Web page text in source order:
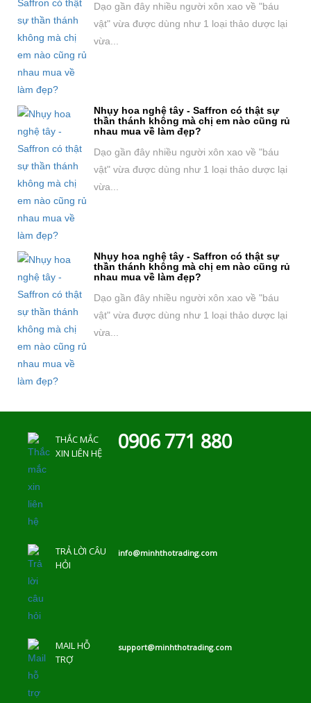
Dạo gần đây nhiều người xôn xao về "báu
vật" vừa được dùng như 1 loại thảo dược lại
vừa...
Nhụy hoa nghệ tây - Saffron có thật sự
thần thánh không mà chị em nào cũng rủ
nhau mua về làm đẹp?
Dạo gần đây nhiều người xôn xao về "báu
vật" vừa được dùng như 1 loại thảo dược lại
vừa...
Nhụy hoa nghệ tây - Saffron có thật sự
thần thánh không mà chị em nào cũng rủ
nhau mua về làm đẹp?
Dạo gần đây nhiều người xôn xao về "báu
vật" vừa được dùng như 1 loại thảo dược lại
vừa...
THẮC MẮC
XIN LIÊN HỆ
0906 771 880
TRẢ LỜI CÂU
HỎI
info@minhthotrading.com
MAIL HỖ
TRỢ
support@minhthotrading.com